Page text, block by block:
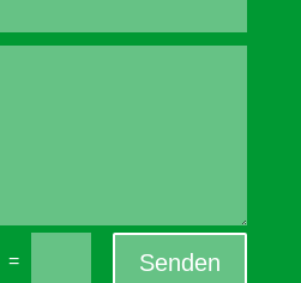
= Senden